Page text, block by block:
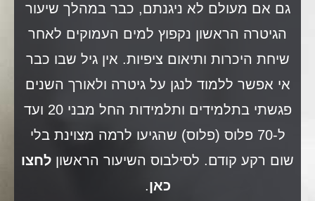
גם אם מעולם לא ניגנתם, כבר במהלך שיעור
הגיטרה הראשון נקפוץ למים העמוקים לאחר
שיחת היכרות ותיאום ציפיות.אין גיל שבו כבר
אי אפשר ללמוד לנגן על גיטרה ולאורך השנים
פגשתי בתלמידים ותלמידות החל מבני 20 ועד
ל-70 פלוס (פלוס) שהגיעו לרמה מצוינת בלי
שום רקע קודם. לסילבוס השיעור הראשון לחצו
כאן.